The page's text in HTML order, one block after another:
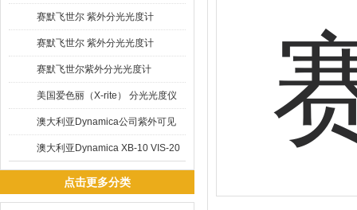
Cary 60
赛默飞世尔 紫外分光光度计
GENESYS 10S
赛默飞世尔 紫外分光光度计
Evolution 300
赛默飞世尔紫外分光光度计
Evolution 201 & 220
美国爱色丽（X-rite） 分光光度仪
测色仪 SP64
澳大利亚Dynamica公司紫外可见
分光光度计DB20R
澳大利亚Dynamica XB-10 VIS-20
触屏简易光度计
点击更多分类